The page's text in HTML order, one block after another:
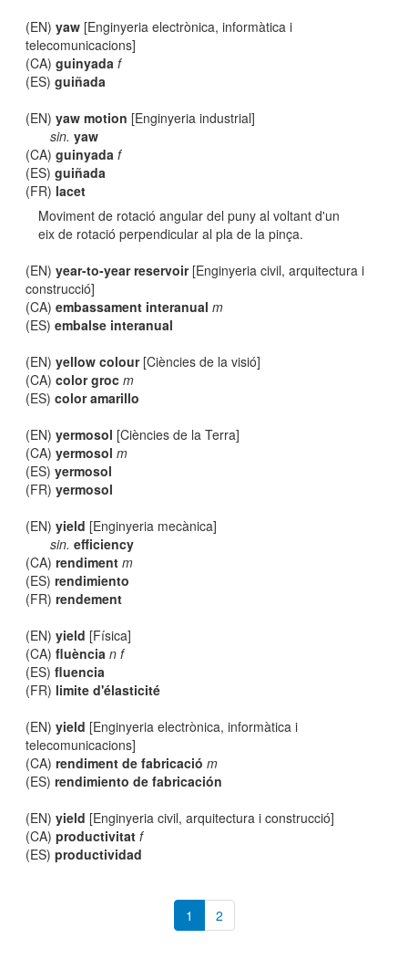
(EN)yaw [Enginyeria electrònica, informàtica i
telecomunicacions]
(CA)guinyada f
(ES)guiñada
(EN)yaw motion [Enginyeria industrial]
sin. yaw
(CA)guinyada f
(ES)guiñada
(FR) lacet
Moviment de rotació angular del puny al voltant d'un
eix de rotació perpendicular al pla de la pinça.
(EN)year-to-year reservoir[Enginyeria civil, arquitectura i
construcció]
(CA)embassament interanual m
(ES)embalse interanual
(EN)yellow colour[Ciències de la visió]
(CA)color groc m
(ES)color amarillo
(EN)yermosol [Ciències de la Terra]
(CA)yermosol m
(ES)yermosol
(FR)yermosol
(EN)yield [Enginyeria mecànica]
sin. efficiency
(CA)rendiment m
(ES)rendimiento
(FR)rendement
(EN)yield [Física]
(CA)fluència n f
(ES)fluencia
(FR) limite d'élasticité
(EN)yield [Enginyeria electrònica, informàtica i
telecomunicacions]
(CA)rendiment de fabricació m
(ES)rendimiento de fabricación
(EN)yield [Enginyeria civil, arquitectura i construcció]
(CA)productivitat f
(ES)productividad
1 2